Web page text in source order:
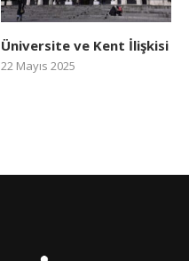
Üniversite ve Kent İlişkisi
22 Mayıs 2025